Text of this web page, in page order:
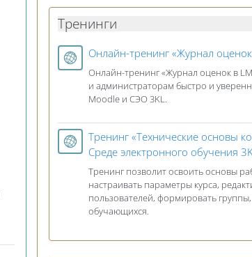
Тренинги
Онлайн-тренинг «Журнал
Онлайн-тренинг «Журнал оценок в
и администраторам быстро и
Moodle и СЭО 3KL.
Тренинг «Технические основы
Среде электронного обучения
Тренинг позволит освоить основы
настраивать параметры курса,
пользователей, формировать
обучающихся.